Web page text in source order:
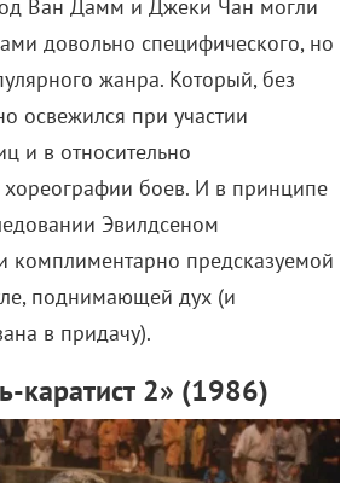
освежился при участии
и в относительно
хореографии боев. И в принципе
Эвилдсеном
комплиментарно предсказуемой
поднимающей дух (и
в придачу).
каратист 2» (1986)